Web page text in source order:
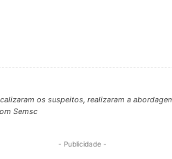
os suspeitos, realizaram a
Semsc
- Publicidade -